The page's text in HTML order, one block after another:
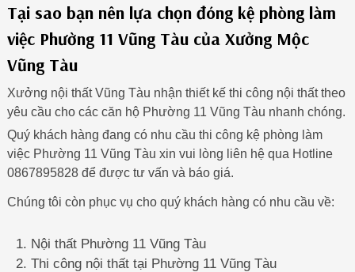
Tại sao bạn nên lựa chọn đóng kệ phòng làm
việc Phường 11 Vũng Tàu của Xưởng Mộc
Vũng Tàu
Xưởng nội thất Vũng Tàu nhận thiết kế thi công nội thất theo
yêu cầu cho các căn hộ Phường 11 Vũng Tàu nhanh chóng.
Quý khách hàng đang có nhu cầu thi công kệ phòng làm
việc Phường 11 Vũng Tàu xin vui lòng liên hệ qua Hotline
0867895828 để được tư vấn và báo giá.
Chúng tôi còn phục vụ cho quý khách hàng có nhu cầu về:
Nội thất Phường 11 Vũng Tàu
Thi công nội thất tại Phường 11 Vũng Tàu